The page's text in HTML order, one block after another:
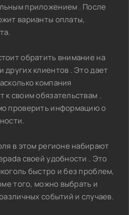
приложением . После
варианты оплаты,
обратить внимание на
других клиентов . Это дает
компания
к своим обязательствам .
проверить информацию о
в этом регионе набирают
своей удобности . Это
быстро и без проблем,
того, можно выбрать и
событий и случаев.